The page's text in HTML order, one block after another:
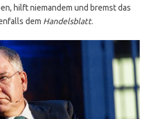
hilft niemandem und bremst das
dem Handelsblatt.